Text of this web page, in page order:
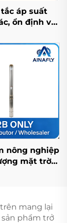
áp suất
ổn định và
tự động
nông nghiệp
mặt trời
trồng
mang lại
phẩm trở